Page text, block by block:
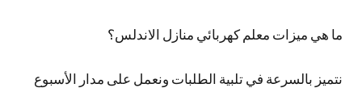
ما هي ميزات معلم كهربائي منازل الاندلس؟
نتميز بالسرعة في تلبية الطلبات ونعمل على مدار الأسبوع